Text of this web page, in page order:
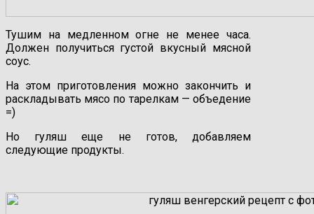
Тушим на медленном огне не менее часа.
Должен получиться густой вкусный мясной
соус.
На этом приготовления можно закончить и
раскладывать мясо по тарелкам — объедение
=)
Но гуляш еще не готов, добавляем
следующие продукты.